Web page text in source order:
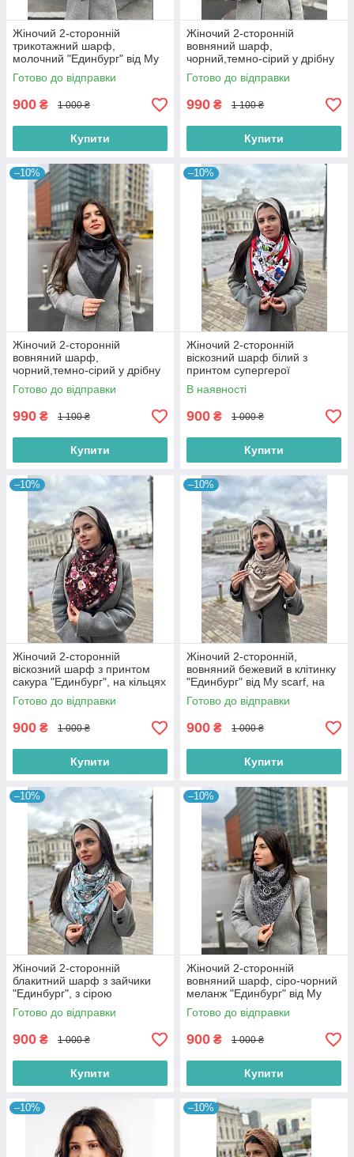
Жіночий 2-сторонній
трикотажний шарф,
молочний "Единбург" від My
scarf, на кільцях, снуд, бактус
Готово до відправки
900 ₴ 1 000 ₴
Купити
Жіночий 2-сторонній
вовняний шарф,
чорний,темно-сірий у дрібну
смужку "Единбург", на
кільцях, від My scarf снуд,
Готово до відправки
990 ₴ 1 100 ₴
Купити
–10%
Жіночий 2-сторонній
вовняний шарф,
чорний,темно-сірий у дрібну
смужку "Единбург", на
ґудзику, від My scarf снуд,
Готово до відправки
990 ₴ 1 100 ₴
Купити
–10%
Жіночий 2-сторонній
віскозний шарф білий з
принтом супергерої
"Единбург", на кільцях від My
scarf
В наявності
900 ₴ 1 000 ₴
Купити
–10%
Жіночий 2-сторонній
віскозний шарф з принтом
сакура "Единбург", на кільцях
від My scarf
Готово до відправки
900 ₴ 1 000 ₴
Купити
–10%
Жіночий 2-сторонній,
вовняний бежевий в клітинку
"Единбург" від My scarf, на
кільцях, снуд, бактус
Готово до відправки
900 ₴ 1 000 ₴
Купити
–10%
Жіночий 2-сторонній
блакитний шарф з зайчики
"Единбург", з сірою
підкладкою на кільцях від My
scarf
Готово до відправки
900 ₴ 1 000 ₴
Купити
–10%
Жіночий 2-сторонній
вовняний шарф, сіро-чорний
меланж "Единбург" від My
scarf , на кільцях, снуд,
бактус
Готово до відправки
900 ₴ 1 000 ₴
Купити
–10% –10%